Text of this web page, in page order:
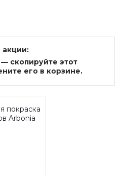
акции:
— скопируйте этот
его в корзине.
покраска
Arbonia